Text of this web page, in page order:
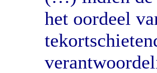
het oordeel